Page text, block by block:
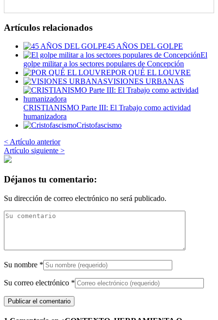
Artículos relacionados
45 AÑOS DEL GOLPE
El
golpe militar a los sectores populares de Concepción
POR QUÉ EL LOUVRE
VISIONES URBANAS
CRISTIANISMO Parte III: El Trabajo como actividad
humanizadora
Cristofascismo
< Artículo anterior
Artículo siguiente >
Déjanos tu comentario:
Su dirección de correo electrónico no será publicado.
Su nombre *
Su correo electrónico *